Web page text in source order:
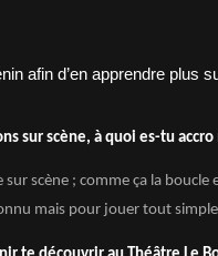
sur scène, à quoi es-tu
scène ; comme ça la boucle
mais pour jouer tout